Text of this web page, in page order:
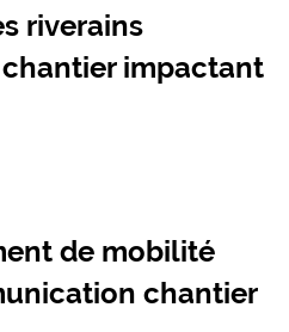
riverains
impactant
de mobilité
chantier